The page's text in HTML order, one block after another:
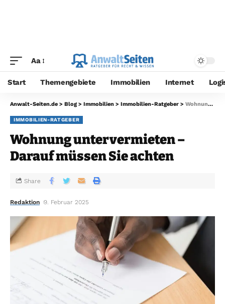
Aa
Start Themengebiete Immobilien Internet
Anwalt-Seiten.de > Blog > Immobilien > Immobilien-Ratgeber > Wohnung untervermieten – Darauf müssen Sie achten
IMMOBILIEN-RATGEBER
Wohnung untervermieten –
Darauf müssen Sie achten
Redaktion 9. Februar 2025
Share